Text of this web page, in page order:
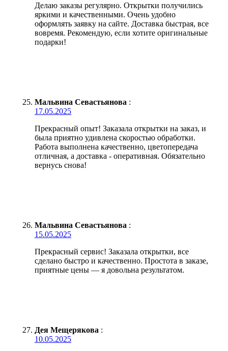
Делаю заказы регулярно. Открытки получились
яркими и качественными. Очень удобно
оформлять заявку на сайте. Доставка быстрая, все
вовремя. Рекомендую, если хотите оригинальные
подарки!
Мальвина Севастьянова :
17.05.2025
Прекрасный опыт! Заказала открытки на заказ, и
была приятно удивлена скоростью обработки.
Работа выполнена качественно, цветопередача
отличная, а доставка - оперативная. Обязательно
вернусь снова!
Мальвина Севастьянова :
15.05.2025
Прекрасный сервис! Заказала открытки, все
сделано быстро и качественно. Простота в заказе,
приятные цены — я довольна результатом.
Дея Мещерякова :
10.05.2025